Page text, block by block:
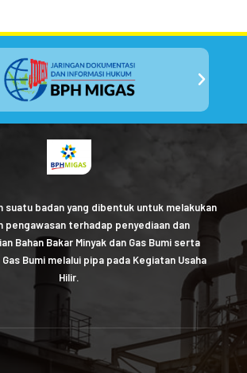
suatu badan yang dibentuk untuk melakukan
pengawasan terhadap penyediaan dan
Bahan Bakar Minyak dan Gas Bumi serta
Bumi melalui pipa pada Kegiatan Usaha
Hilir.